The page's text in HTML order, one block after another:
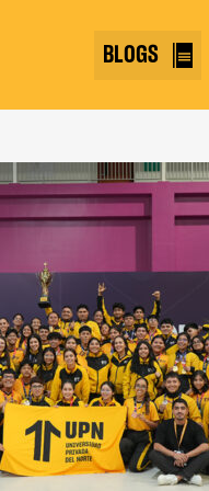
BLOGS